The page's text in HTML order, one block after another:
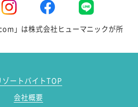
」は株式会社ヒューマニックが所
ゾートバイトTOP
会社概要